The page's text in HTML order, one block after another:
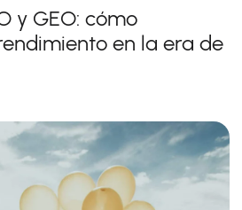
y GEO: cómo
en la era de